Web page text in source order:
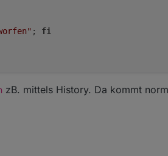
; fi
zB. mittels History. Da kommt